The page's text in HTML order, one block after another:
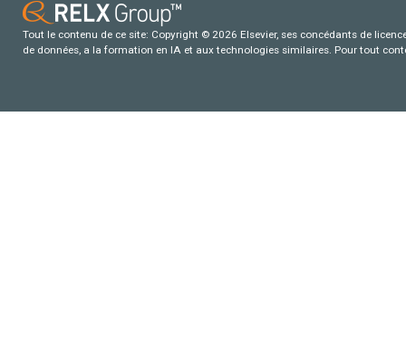
Tout le contenu de ce site: Copyright © 2026 Elsevier, ses concédants de
de données, a la formation en IA et aux technologies similaires. Pour tout